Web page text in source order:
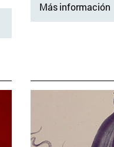
Más información